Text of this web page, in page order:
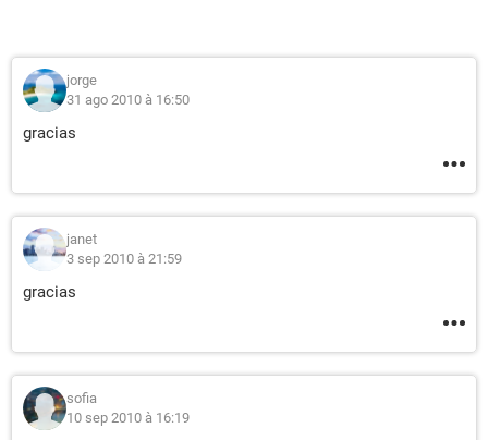
jorge
31 ago 2010 à 16:50
gracias
janet
3 sep 2010 à 21:59
gracias
sofia
10 sep 2010 à 16:19